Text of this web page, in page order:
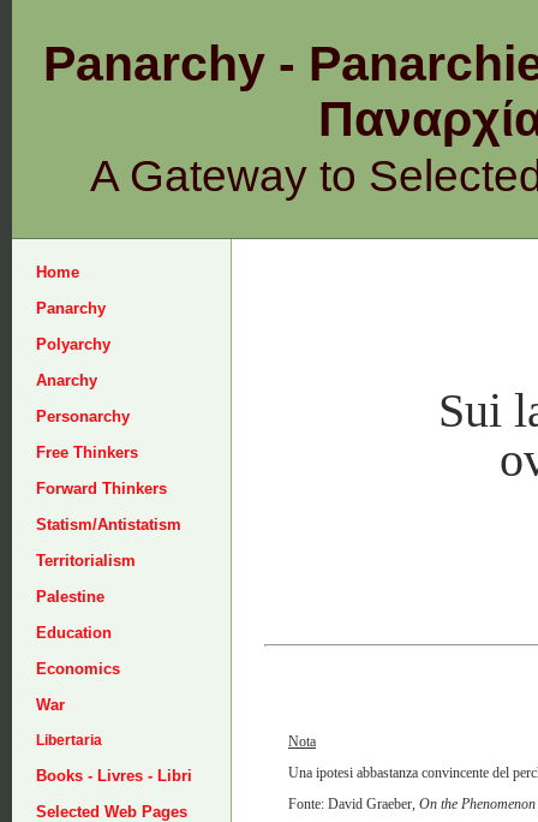
Panarchy -
A Gateway to
Home
Panarchy
Polyarchy
Anarchy
Personarchy
Free Thinkers
Forward Thinkers
Statism/Antistatism
Territorialism
Palestine
Education
Economics
War
Libertaria
Books - Livres - Libri
Selected Web Pages
Sui
Nota
Una ipotesi abbastanza convincente del
Fonte: David Graeber, On the